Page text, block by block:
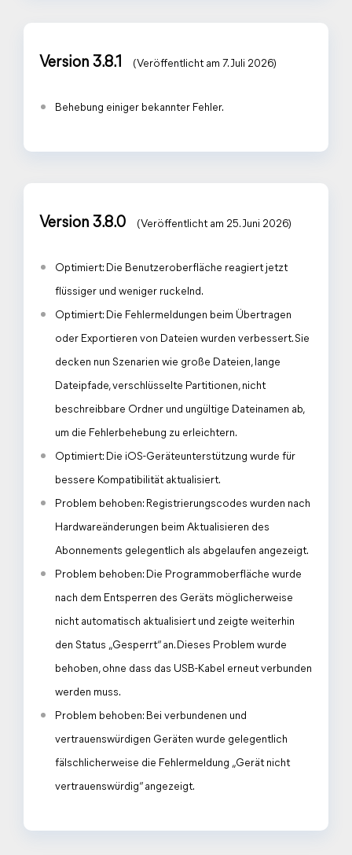
Version 3.8.1 (Veröffentlicht am 7. Juli 2026)
Behebung einiger bekannter Fehler.
Version 3.8.0 (Veröffentlicht am 25. Juni 2026)
Optimiert: Die Benutzeroberfläche reagiert jetzt
flüssiger und weniger ruckelnd.
Optimiert: Die Fehlermeldungen beim Übertragen
oder Exportieren von Dateien wurden verbessert. Sie
decken nun Szenarien wie große Dateien, lange
Dateipfade, verschlüsselte Partitionen, nicht
beschreibbare Ordner und ungültige Dateinamen ab,
um die Fehlerbehebung zu erleichtern.
Optimiert: Die iOS-Geräteunterstützung wurde für
bessere Kompatibilität aktualisiert.
Problem behoben: Registrierungscodes wurden nach
Hardwareänderungen beim Aktualisieren des
Abonnements gelegentlich als abgelaufen angezeigt.
Problem behoben: Die Programmoberfläche wurde
nach dem Entsperren des Geräts möglicherweise
nicht automatisch aktualisiert und zeigte weiterhin
den Status „Gesperrt“ an. Dieses Problem wurde
behoben, ohne dass das USB-Kabel erneut verbunden
werden muss.
Problem behoben: Bei verbundenen und
vertrauenswürdigen Geräten wurde gelegentlich
fälschlicherweise die Fehlermeldung „Gerät nicht
vertrauenswürdig“ angezeigt.